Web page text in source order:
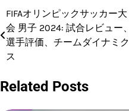
Post
navigation
FIFAオリンピックサッカー大
会 男子 2024: 試合レビュー、
選手評価、チームダイナミク
ス
Related Posts